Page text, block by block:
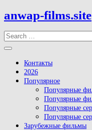
Skip
to
content
anwap-films.site
Open
Button
Контакты
2026
Популярное
Популярные
Популярные
Популярные
Популярные
Зарубежные фильмы